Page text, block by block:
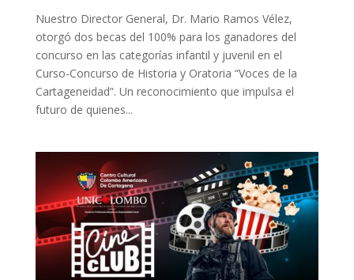
Nuestro Director General, Dr. Mario Ramos Vélez,
otorgó dos becas del 100% para los ganadores del
concurso en las categorías infantil y juvenil en el
Curso-Concurso de Historia y Oratoria “Voces de la
Cartageneidad”. Un reconocimiento que impulsa el
futuro de quienes...